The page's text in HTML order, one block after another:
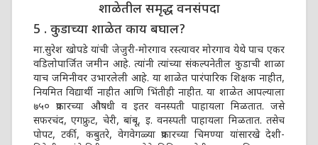
शाळेतील समृद्ध वनसंपदा
5 . कुडाच्या शाळेत काय बघाल?
मा.सुरेश खोपडे यांची जेजुरी-मोरगाव रस्त्यावर मोरगाव येथे पाच एकर
वडिलोपार्जित जमीन आहे. त्यांनी त्यांच्या संकल्पनेतील कुडाची शाळा
याच जमिनीवर उभारलेली आहे. या शाळेत पारंपारिक शिक्षक नाहीत,
नियमित विद्यार्थी नाहीत आणि भिंतीही नाहीत. या शाळेत आपल्याला
७५० प्रकारच्या औषधी व इतर वनस्पती पाहायला मिळतात. जसे
सफरचंद, एगफ्रुट, चेरी, बांबू, इ. वनस्पती पाहायला मिळतात. तसेच
पोपट, टर्की, कबुतरे, वेगवेगळ्या प्रकारच्या चिमण्या यांसारखे देशी-